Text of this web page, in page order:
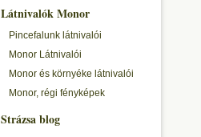
Látnivalók Monor
Pincefalunk látnivalói
Monor Látnivalói
Monor és környéke látnivalói
Monor, régi fényképek
Strázsa blog